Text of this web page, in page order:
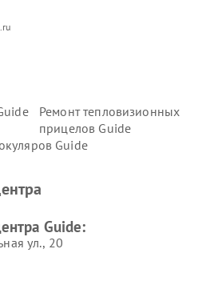
Ремонт тепловизионных
прицелов Guide
Guide
Guide:
ул., 20